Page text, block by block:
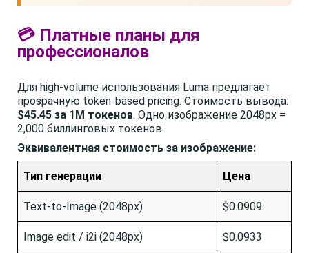
💳 Платные планы для
профессионалов
Для high-volume использования Luma предлагает
прозрачную token-based pricing. Стоимость вывода:
$45.45 за 1M токенов. Одно изображение 2048px =
2,000 биллинговых токенов.
Эквивалентная стоимость за изображение:
Тип генерации Цена
Text-to-Image (2048px) $0.0909
Image edit / i2i (2048px) $0.0933